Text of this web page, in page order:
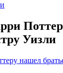
Уизли
нашел